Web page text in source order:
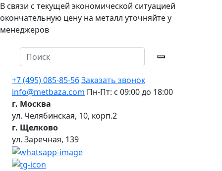
В связи с текущей экономической ситуацией
окончательную цену на металл уточняйте у
менеджеров
+7 (495) 085-85-56Заказать звонок
info@metbaza.com Пн-Пт: с 09:00 до 18:00
г. Москва
ул. Челябинская, 10, корп.2
г. Щелково
ул. Заречная, 139